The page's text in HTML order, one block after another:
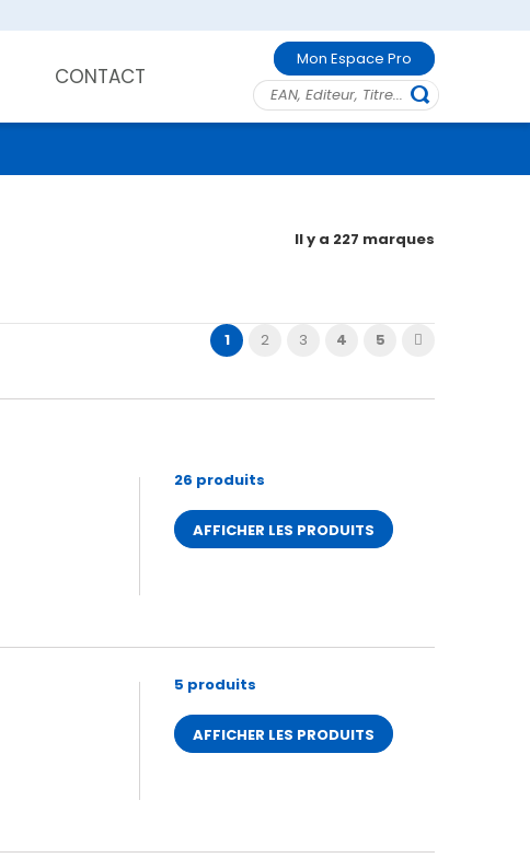
CONTACT
Mon Espace Pro
Il y a 227 marques
1 2 3 4 5
26 produits
AFFICHER LES PRODUITS
5 produits
AFFICHER LES PRODUITS